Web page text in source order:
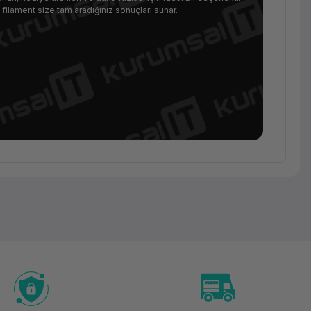
size tam aradığınız sonuçları sunar.
Esilk-PLA
Filament